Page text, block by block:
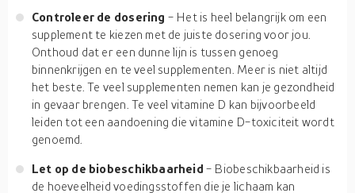
Controleer de dosering - Het is heel belangrijk om een
supplement te kiezen met de juiste dosering voor jou.
Onthoud dat er een dunne lijn is tussen genoeg
binnenkrijgen en te veel supplementen. Meer is niet altijd
het beste. Te veel supplementen nemen kan je gezondheid
in gevaar brengen. Te veel vitamine D kan bijvoorbeeld
leiden tot een aandoening die vitamine D-toxiciteit wordt
genoemd.
Let op de biobeschikbaarheid- Biobeschikbaarheid is
de hoeveelheid voedingsstoffen die je lichaam kan